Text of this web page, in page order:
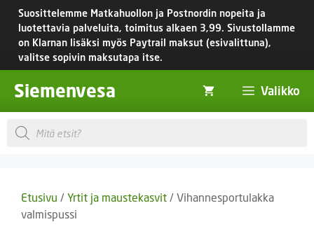
Siirry
sisältöön
Suosittelemme Matkahuollon ja Postnordin nopeita ja
luotettavia palveluita, toimitus alkaen 3,99. Sivustollamme
on Klarnan lisäksi myös Paytrail maksut (esivalittuna),
valitse sopivin maksutapa itse.
Siemenvesa Valikko
Products
search
Etusivu / Yrtit ja maustekasvit / Vihannesportulakka
valmispussi